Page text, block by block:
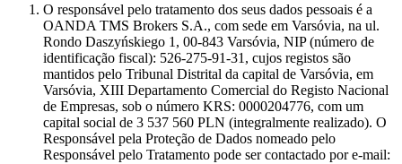
O responsável pelo tratamento dos seus dados pessoais é a
OANDA TMS Brokers S.A., com sede em Varsóvia, na ul.
Rondo Daszyńskiego 1, 00-843 Varsóvia, NIP (número de
identificação fiscal): 526-275-91-31, cujos registos são
mantidos pelo Tribunal Distrital da capital de Varsóvia, em
Varsóvia, XIII Departamento Comercial do Registo Nacional
de Empresas, sob o número KRS: 0000204776, com um
capital social de 3 537 560 PLN (integralmente realizado). O
Responsável pela Proteção de Dados nomeado pelo
Responsável pelo Tratamento pode ser contactado por e-mail: